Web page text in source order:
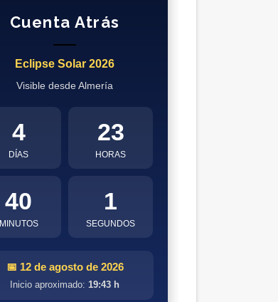
Cuenta Atrás
Eclipse Solar 2026
Visible desde Almería
4
DÍAS
23
HORAS
40
MINUTOS
0
SEGUNDOS
📅 12 de agosto de 2026
Inicio aproximado:19:43 h